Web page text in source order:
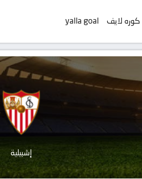
كوره لايف yalla goal
إشبيلية